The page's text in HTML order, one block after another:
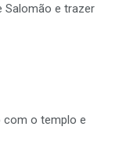
Salomão e trazer
com o templo e